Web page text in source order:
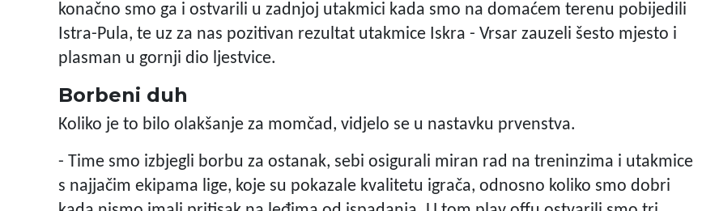
konačno smo ga i ostvarili u zadnjoj utakmici kada smo na domaćem terenu pobijedili
Istra-Pula, te uz za nas pozitivan rezultat utakmice Iskra - Vrsar zauzeli šesto mjesto i
plasman u gornji dio ljestvice.
Borbeni duh
Koliko je to bilo olakšanje za momčad, vidjelo se u nastavku prvenstva.
- Time smo izbjegli borbu za ostanak, sebi osigurali miran rad na treninzima i utakmice
s najjačim ekipama lige, koje su pokazale kvalitetu igrača, odnosno koliko smo dobri